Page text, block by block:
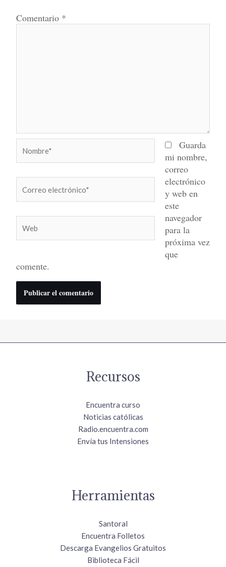
Comentario *
electrónico*
Guarda
mi nombre,
correo
electrónico
y web en
este
navegador
para la
próxima vez
que
comente.
Recursos
Encuentra curso
Noticias católicas
Radio.encuentra.com
Envía tus Intensiones
Herramientas
Santoral
Encuentra Folletos
Descarga Evangelios Gratuitos
Biblioteca Fácil